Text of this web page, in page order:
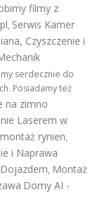
filmy z
, Serwis Kamer
Czyszczenie i
serdecznie do
Posiadamy też
na zimno
Laserem w
rynien,
i Naprawa
, Montaż
Domy AI -